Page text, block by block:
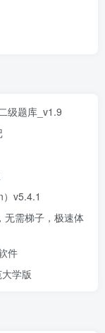
级题库_v1.9
v5.4.1
无需梯子，极速体
件
学版